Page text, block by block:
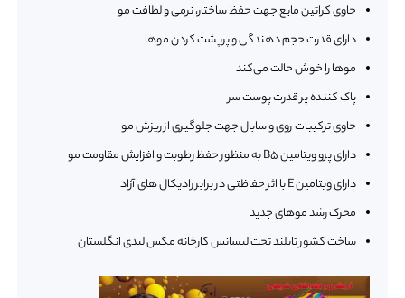
حاوی کراتین مایع جهت حفظ ساختار، نرمی و لطافت مو
دارای قدرت حجم دهندگی و پرپشت کردن موها
موها را خوش حالت می‌کند
پاک کننده پر قدرت پوست سر
حاوی ترکیبات روی و سابال جهت جلوگیری از ریزش مو
دارای پرو ویتامین B5 به منظور حفظ رطوبت و افزایش مقاومت مو
دارای ویتامین E با اثر حفاظتی در برابر رادیکال های آزاد
محرک رشد موهای جدید
ساخت کشور تایلند تحت لیسانس کارخانه مکس لیدی انگلستان